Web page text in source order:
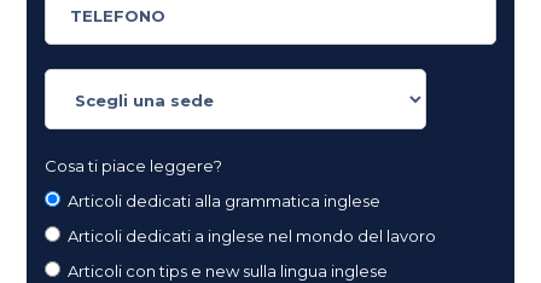
Cosa ti piace leggere?
Articoli dedicati alla grammatica inglese
Articoli dedicati a inglese nel mondo del lavoro
Articoli con tips e new sulla lingua inglese